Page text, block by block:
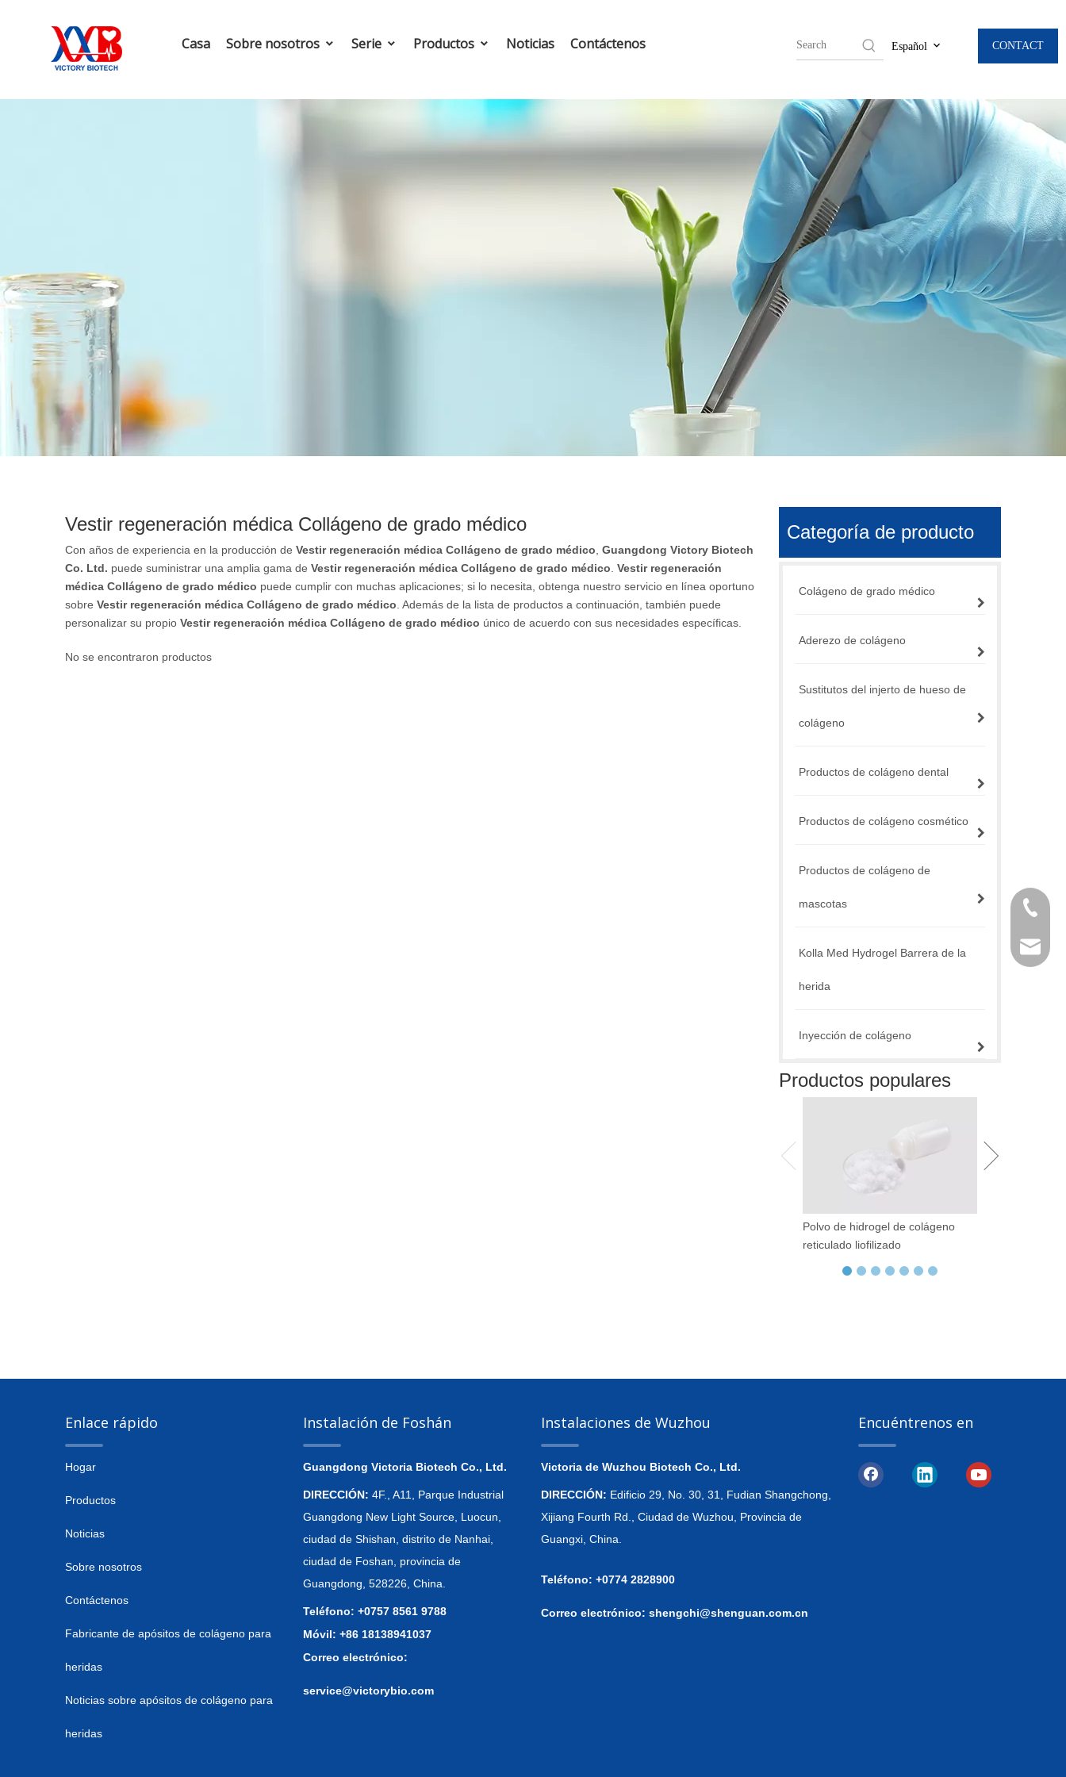
Casa Sobre nosotros Serie Productos Noticias Contáctenos Español CONTACT
Vestir regeneración médica Collágeno de grado médico
Con años de experiencia en la producción de Vestir regeneración médica Collágeno de grado médico Guangdong Victory Biotech
Co. Ltd. puede suministrar una amplia gama de Vestir regeneración médica Collágeno de grado médico Vestir regeneración
médica Collágeno de grado médico puede cumplir con muchas aplicaciones; si lo necesita, obtenga nuestro servicio en línea oportuno
sobre Vestir regeneración médica Collágeno de grado médico . Además de la lista de productos a continuación, también puede
personalizar su propio Vestir regeneración médica Collágeno de grado médico único de acuerdo con sus necesidades específicas.
No se encontraron productos
Categoría de producto
Colágeno de grado médico
Aderezo de colágeno
Sustitutos del injerto de hueso de
colágeno
Productos de colágeno dental
Productos de colágeno cosmético
Productos de colágeno de
mascotas
Kolla Med Hydrogel Barrera de la
herida
Inyección de colágeno
Productos populares
Polvo de hidrogel de colágeno
reticulado liofilizado
Enlace rápido
Hogar
Productos
Noticias
Sobre nosotros
Contáctenos
Fabricante de apósitos de colágeno para
heridas
Noticias sobre apósitos de colágeno para
heridas
Instalación de Foshán
Guangdong Victoria Biotech Co., Ltd.
DIRECCIÓN: 4F., A11, Parque Industrial
Guangdong New Light Source, Luocun,
ciudad de Shishan, distrito de Nanhai,
ciudad de Foshan, provincia de
Guangdong, 528226, China.
Teléfono: +0757 8561 9788
Móvil: +86 18138941037
Correo electrónico:
service@victorybio.com
Instalaciones de Wuzhou
Victoria de Wuzhou Biotech Co., Ltd.
DIRECCIÓN: Edificio 29, No. 30, 31, Fudian Shangchong,
Xijiang Fourth Rd., Ciudad de Wuzhou, Provincia de
Guangxi, China.
Teléfono: +0774 2828900
Correo electrónico: shengchi@shenguan.com.cn
Encuéntrenos en
+86